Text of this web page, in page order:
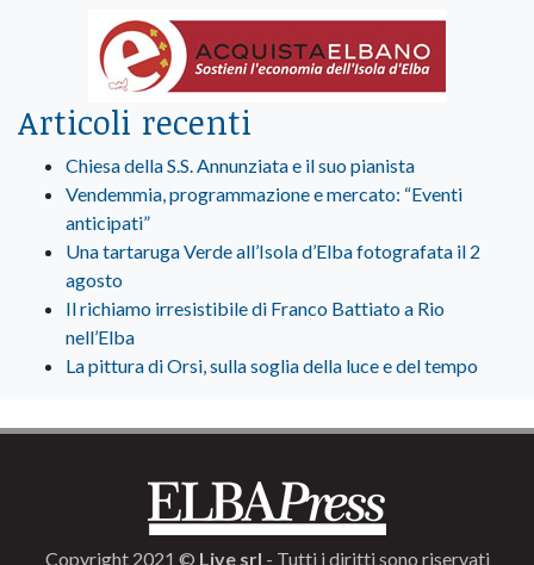
Articoli recenti
Chiesa della S.S. Annunziata e il suo pianista
Vendemmia, programmazione e mercato: “Eventi
anticipati”
Una tartaruga Verde all’Isola d’Elba fotografata il 2
agosto
Il richiamo irresistibile di Franco Battiato a Rio
nell’Elba
La pittura di Orsi, sulla soglia della luce e del tempo
Copyright 2021 © Live srl - Tutti i diritti sono riservati